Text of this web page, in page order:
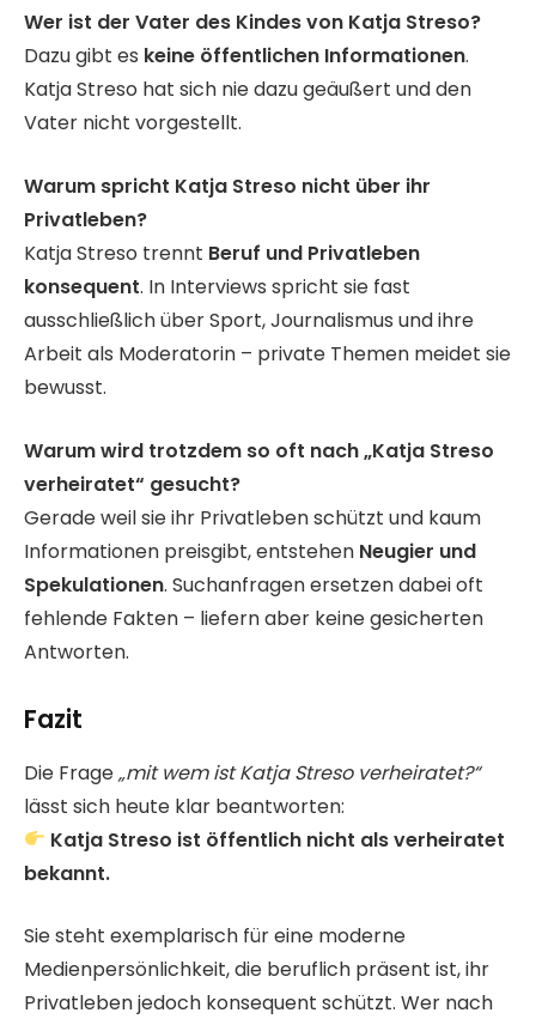
Wer ist der Vater des Kindes von Katja Streso?
Dazu gibt es keine öffentlichen Informationen.
Katja Streso hat sich nie dazu geäußert und den
Vater nicht vorgestellt.
Warum spricht Katja Streso nicht über ihr
Privatleben?
Katja Streso trennt Beruf und Privatleben
konsequent. In Interviews spricht sie fast
ausschließlich über Sport, Journalismus und ihre
Arbeit als Moderatorin – private Themen meidet sie
bewusst.
Warum wird trotzdem so oft nach „Katja Streso
verheiratet“ gesucht?
Gerade weil sie ihr Privatleben schützt und kaum
Informationen preisgibt, entstehen Neugier und
Spekulationen. Suchanfragen ersetzen dabei oft
fehlende Fakten – liefern aber keine gesicherten
Antworten.
Fazit
Die Frage„mit wem ist Katja Streso verheiratet?“
lässt sich heute klar beantworten:
Katja Streso ist öffentlich nicht als verheiratet
bekannt.
Sie steht exemplarisch für eine moderne
Medienpersönlichkeit, die beruflich präsent ist, ihr
Privatleben jedoch konsequent schützt. Wer nach